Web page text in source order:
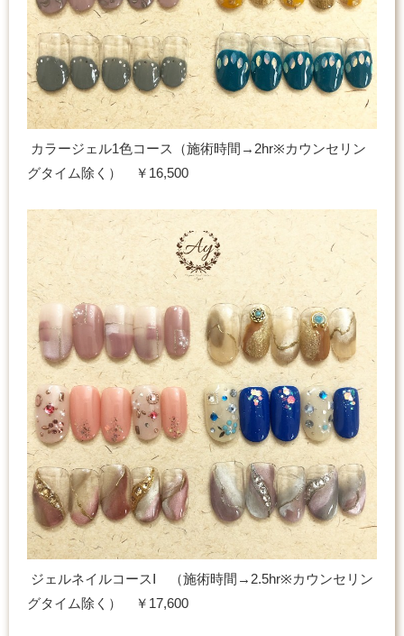
カラージェル1色コース（施術時間→2hr※カウンセリン
グタイム除く） ￥16,500
ジェルネイルコースⅠ （施術時間→2.5hr※カウンセリン
グタイム除く） ￥17,600